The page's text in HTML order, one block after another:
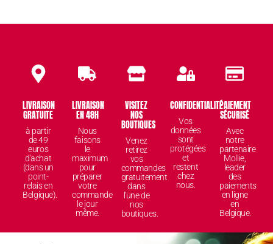
LIVRAISON
GRATUITE
à partir
de 49
euros
d'achat
(dans un
point-
relais en
Belgique).
LIVRAISON
EN 48H
Nous
faisons
le
maximum
pour
préparer
votre
commande
le jour
même.
VISITEZ
NOS
BOUTIQUES
Venez
retirez
vos
commandes
gratuitement
dans
l'une de
nos
boutiques.
CONFIDENTIALITÉ
Vos
données
sont
protégées
et
restent
chez
nous.
PAIEMENT
SÉCURISÉ
Avec
notre
partenaire
Mollie,
leader
des
paiements
en ligne
en
Belgique.